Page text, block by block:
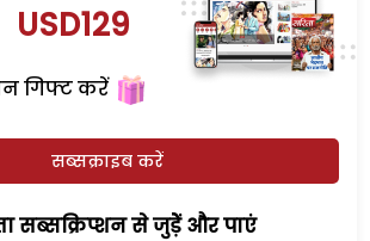
USD129
गिफ्ट करें
सब्सक्राइब करें
सब्सक्रिप्शन से जुड़ेें और पाएं